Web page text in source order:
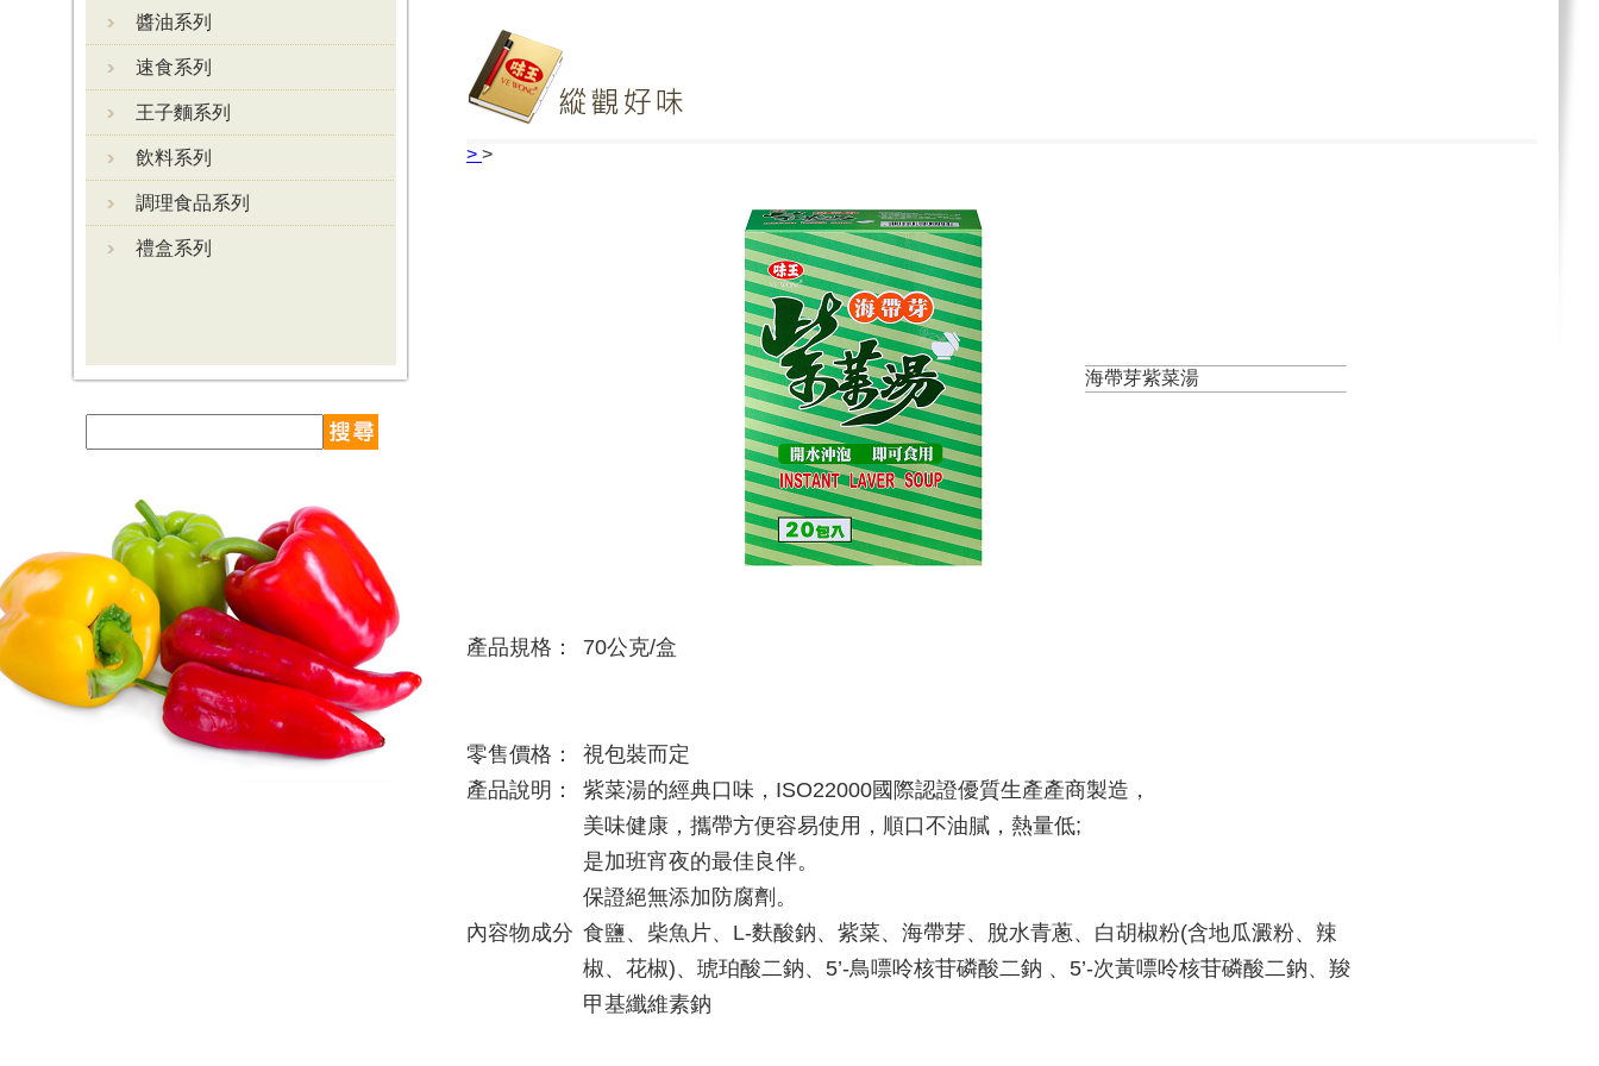
醬油系列
速食系列
王子麵系列
飲料系列
調理食品系列
禮盒系列
> >
海帶芽紫菜湯
產品規格： 70公克/盒
零售價格：
視包裝而定
產品說明：
紫菜湯的經典口味，ISO22000國際認證優質生產產商製造，
美味健康，攜帶方便容易使用，順口不油膩，熱量低;
是加班宵夜的最佳良伴。
保證絕無添加防腐劑。
內容物成分 食鹽、柴魚片、L-麩酸鈉、紫菜、海帶芽、脫水青蔥、白胡椒粉(含地瓜澱粉、辣
椒、花椒)、琥珀酸二鈉、5’-鳥嘌呤核苷磷酸二鈉 、5’-次黃嘌呤核苷磷酸二鈉、羧
甲基纖維素鈉